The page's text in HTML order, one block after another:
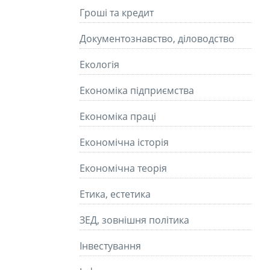
Гроші та кредит
Документознавство, діловодство
Екологія
Економіка підприємства
Економіка праці
Економічна історія
Економічна теорія
Етика, естетика
ЗЕД, зовнішня політика
Інвестування